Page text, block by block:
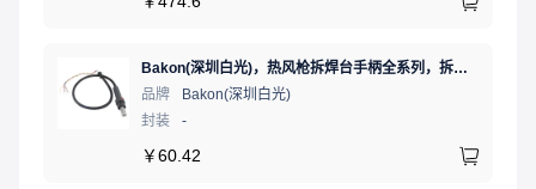
Bakon(深圳白光)，热风枪拆焊台手柄全系列，拆焊台手柄(联合蓝)，HF850D-853B
品牌
Bakon(深圳白光)
封装
-
￥60.42